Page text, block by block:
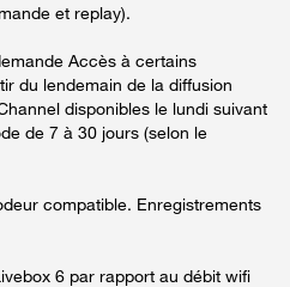
et replay).
Accès à certains
du lendemain de la diffusion
disponibles le lundi suivant
de 7 à 30 jours (selon le
compatible. Enregistrements
6 par rapport au débit wifi